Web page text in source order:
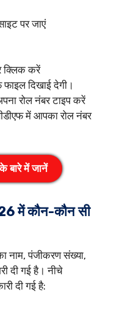
पर जाएं
क्लिक करें
दिखाई देगी।
रोल नंबर टाइप करें
में आपका रोल नंबर
बारे में जानें
में कौन-कौन सी
नाम, पंजीकरण संख्या,
दी गई है। नीचे
दी गई है: